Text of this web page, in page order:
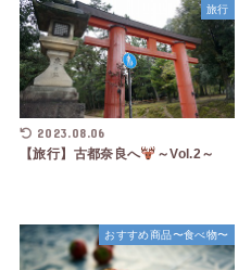
旅行
2023.08.06
【旅行】古都奈良へ ～Vol.2～
おすすめ商品〜食べ物〜